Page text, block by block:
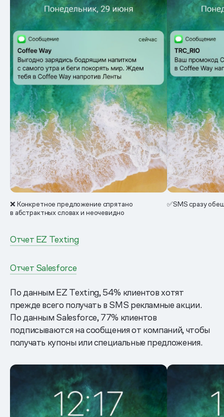
❌ Конкретное предложение спрятано
в абстрактных словах и неочевидно
✅SMS сразу
Отчет EZ Texting
Отчет Salesforce
По данным EZ Texting, 54% клиентов хотят
прежде всего получать в SMS рекламные акции.
По данным Salesforce, 77% клиентов
подписываются на сообщения от компаний, чтобы
получать купоны или специальные предложения.